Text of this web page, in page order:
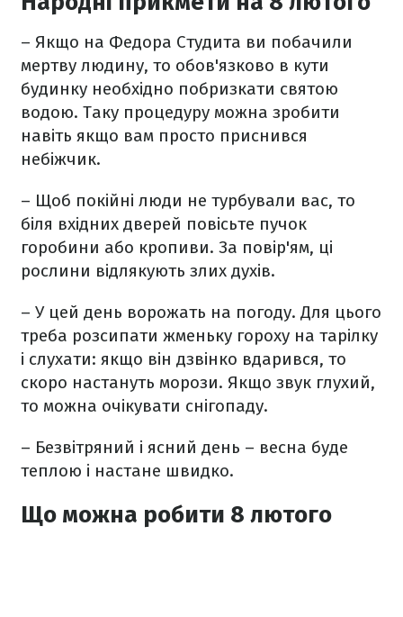
– Якщо на Федора Студита ви побачили
мертву людину, то обов'язково в кути
будинку необхідно побризкати святою
водою. Таку процедуру можна зробити
навіть якщо вам просто приснився
небіжчик.
– Щоб покійні люди не турбували вас, то
біля вхідних дверей повісьте пучок
горобини або кропиви. За повір'ям, ці
рослини відлякують злих духів.
– У цей день ворожать на погоду. Для цього
треба розсипати жменьку гороху на тарілку
і слухати: якщо він дзвінко вдарився, то
скоро настануть морози. Якщо звук глухий,
то можна очікувати снігопаду.
– Безвітряний і ясний день – весна буде
теплою і настане швидко.
Що можна робити 8 лютого